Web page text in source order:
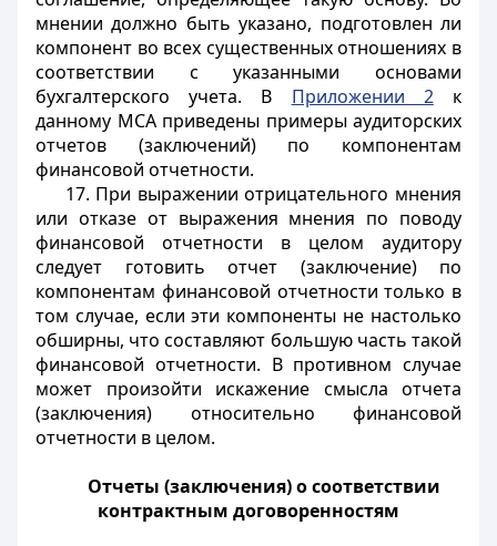
мнении должно быть указано, подготовлен ли
компонент во всех существенных отношениях в
соответствии с указанными основами
бухгалтерского учета. В Приложении 2к
данному МСА приведены примеры аудиторских
отчетов (заключений) по компонентам
финансовой отчетности.
17. При выражении отрицательного мнения
или отказе от выражения мнения по поводу
финансовой отчетности в целом аудитору
следует готовить отчет (заключение) по
компонентам финансовой отчетности только в
том случае, если эти компоненты не настолько
обширны, что составляют большую часть такой
финансовой отчетности. В противном случае
может произойти искажение смысла отчета
(заключения) относительно финансовой
отчетности в целом.
Отчеты (заключения) о соответствии
контрактным договоренностям